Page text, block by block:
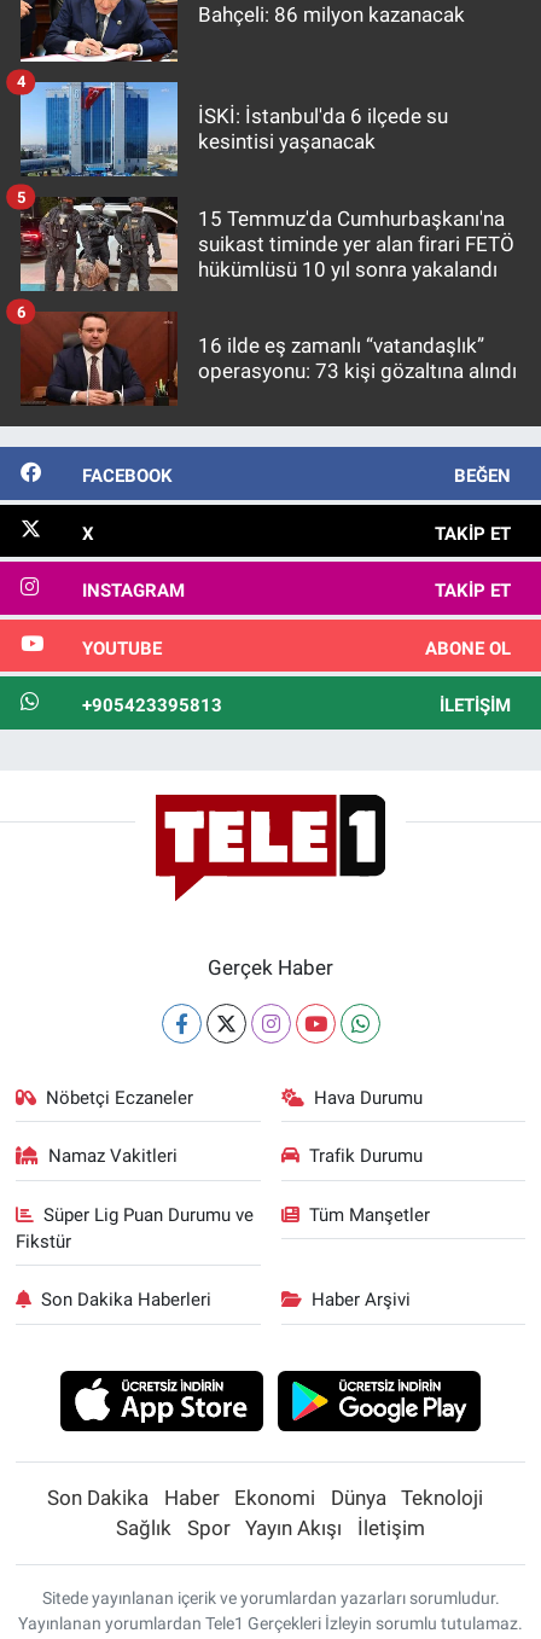
Bahçeli: 86 milyon kazanacak
İSKİ: İstanbul'da 6 ilçede su
kesintisi yaşanacak
4
15 Temmuz'da Cumhurbaşkanı'na
suikast timinde yer alan firari FETÖ
hükümlüsü 10 yıl sonra yakalandı
5
16 ilde eş zamanlı “vatandaşlık”
operasyonu: 73 kişi gözaltına alındı
6
FACEBOOK BEĞEN
X TAKIP ET
INSTAGRAM TAKIP ET
YOUTUBE ABONE OL
+905423395813 İLETIŞIM
Gerçek Haber
Nöbetçi Eczaneler Hava Durumu
Namaz Vakitleri Trafik Durumu
Süper Lig Puan Durumu ve
Fikstür
Tüm Manşetler
Son Dakika Haberleri Haber Arşivi
Son Dakika Haber Ekonomi Dünya
Teknoloji
Sağlık
Spor Yayın Akışı İletişim
Sitede yayınlanan içerik ve yorumlardan yazarları sorumludur.
Yayınlanan yorumlardan Tele1 Gerçekleri İzleyin sorumlu tutulamaz.